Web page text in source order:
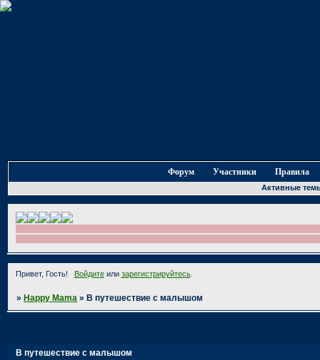
Форум Участники Правила
Активные
Привет, Гость! Войдитеили зарегистрируйтесь.
»Happy Mama »В путешествие с малышом
В путешествие с малышом